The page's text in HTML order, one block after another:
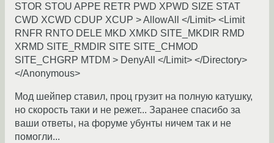
STOR STOU APPE RETR PWD XPWD SIZE STAT
CWD XCWD CDUP XCUP > AllowAll </Limit> <Limit
RNFR RNTO DELE MKD XMKD SITE_MKDIR RMD
XRMD SITE_RMDIR SITE SITE_CHMOD
SITE_CHGRP MTDM > DenyAll </Limit> </Directory>
</Anonymous>
Мод шейпер ставил, проц грузит на полную катушку,
но скорость таки и не режет... Заранее спасибо за
ваши ответы, на форуме убунты ничем так и не
помогли...